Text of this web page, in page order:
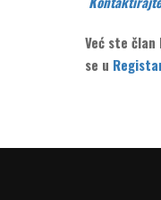
Već ste član
se u